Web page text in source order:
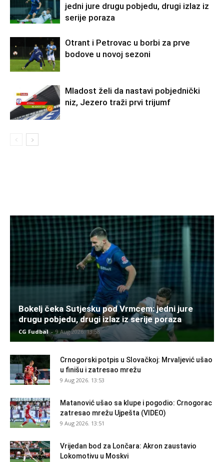
jedni jure drugu pobjedu, drugi izlaz iz
serije poraza
Otrant i Petrovac u borbi za prve
bodove u novoj sezoni
Mladost želi da nastavi pobjednički
niz, Jezero traži prvi trijumf
Bokelj čeka Sutjesku pod Vrmcem: jedni jure
drugu pobjedu, drugi izlaz iz serije poraza
CG Fudbal - 9 Aug 2026. 13:58
Crnogorski potpis u Slovačkoj: Mrvaljević ušao
u finišu i zatresao mrežu
9 Aug 2026. 13:53
Matanović ušao sa klupe i pogodio: Crnogorac
zatresao mrežu Ujpešta (VIDEO)
9 Aug 2026. 13:51
Vrijedan bod za Lončara: Akron zaustavio
Lokomotivu u Moskvi